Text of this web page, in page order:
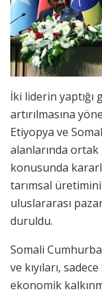
İki liderin
artırılmasına
Etiyopya ve
alanlarında
konusunda
tarımsal üretimini
uluslararası
duruldu.
Somali
ve kıyıları,
ekonomik